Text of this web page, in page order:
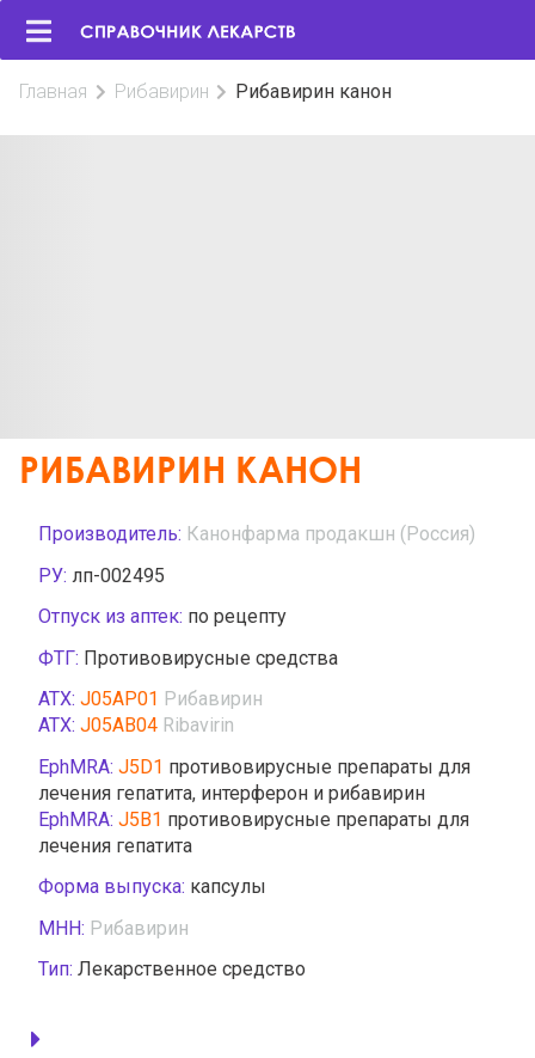
Главная Рибавирин Рибавирин канон
РИБАВИРИН КАНОН
Производитель: Канонфарма продакшн (Россия)
РУ: лп-002495
Отпуск из аптек: по рецепту
ФТГ: Противовирусные средства
АТХ: J05AP01 Рибавирин
АТХ: J05AB04 Ribavirin
EphMRA: J5D1 противовирусные препараты для
лечения гепатита, интерферон и рибавирин
EphMRA: J5B1 противовирусные препараты для
лечения гепатита
Форма выпуска: капсулы
МНН: Рибавирин
Тип: Лекарственное средство